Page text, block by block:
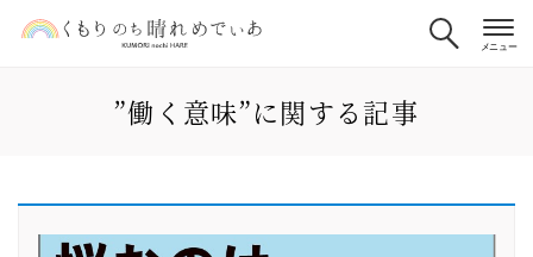
”働く意味”に関する記事